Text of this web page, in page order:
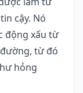
cậy. Nó
động xấu từ
từ đó
hỏng